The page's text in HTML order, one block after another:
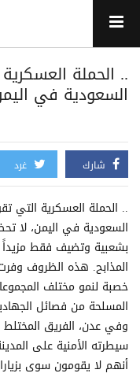
.. الحملة
السعودية في
شارك غرد
.. الحملة العسكرية التي
السعودية في اليمن، لا
بشعبية وتضيف فقط
المذابح. هذه الظروف
خصبة لنمو مختلف
المسلحة من فصائل
وفي عدن، الفريق
سيطرته الأمنية على
أنهم لا يقومون سوى